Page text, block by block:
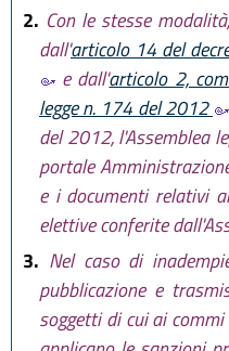
2. Con le stesse
dall'articolo 14 del
e dall'articolo 2,
legge n. 174 del 2012
del 2012, l'Assemblea
portale
e i documenti relativi
elettive conferite
3. Nel caso di
pubblicazione e
soggetti di cui ai